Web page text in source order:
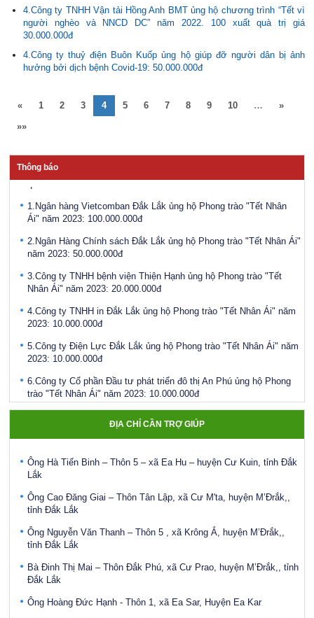
4.Công ty TNHH Vận tải Hồng Anh BMT ủng hộ chương trình “Tết vì
người nghèo và NNCD DC” năm 2022. 100 xuất quà trị giá
30.000.000đ
4.Công ty thuỷ điện Buôn Kuốp ủng hộ giúp đỡ người dân bị ảnh
hưởng bởi dịch bệnh Covid-19: 50.000.000đ
« 1 2 3 4 5 6 7 8 9 10 …
»
»»
Thông báo
Điều động, bổ nhiệm bà Ayun H’Hương giữ chức vụ Phó Giám đốc
Sở Lao động - Thương binh và Xã hội
Công bố Quyết định bổ nhiệm Phó Giám đốc Sở Lao động,
Thương binh và Xã hội tỉnh Đắk Lắk
Khai mạc Hội trại thanh niên, tình nguyện viên Chữ thập đỏ toàn
quốc lần thứ VI
1.Ngân hàng Vietcomban Đắk Lắk ủng hộ Phong trào "Tết Nhân
Ái" năm 2023: 100.000.000đ
2.Ngân Hàng Chính sách Đắk Lắk ủng hộ Phong trào "Tết Nhân Ái"
năm 2023: 50.000.000đ
3.Công ty TNHH bệnh viện Thiện Hạnh ủng hộ Phong trào "Tết
Nhân Ái" năm 2023: 20.000.000đ
4.Công ty TNHH in Đắk Lắk ủng hộ Phong trào "Tết Nhân Ái" năm
2023: 10.000.000đ
5.Công ty Điện Lực Đắk Lắk ủng hộ Phong trào "Tết Nhân Ái" năm
2023: 10.000.000đ
6.Công ty Cổ phần Đầu tư phát triển đô thị An Phú ủng hộ Phong
trào "Tết Nhân Ái" năm 2023: 10.000.000đ
7.Ngân Hàng Vietinbank ủng hộ Phong trào "Tết Nhân Ái" năm
5.000.000đ
Điều động, bổ nhiệm bà Ayun H’Hương giữ chức vụ Phó Giám đốc
Sở Lao động - Thương binh và Xã hội
Công bố Quyết định bổ nhiệm Phó Giám đốc Sở Lao động,
Thương binh và Xã hội tỉnh Đắk Lắk
Phát động Chiến dịch “Chung sức vì đồng bào miền bắc khắc phục
hậu quả bão số 3"
Khai mạc Hội trại thanh niên, tình nguyện viên Chữ thập đỏ toàn
quốc lần thứ VI
ĐỊA CHỈ CẦN TRỢ GIÚP
Ông Hoàng Đức Hạnh - Thôn 1, xã Ea Sar, Huyện Ea Kar
Lắk
Bà Vàng Thị Ngọc Hiến – Thôn Ea Krông, xã Cư San – huyện
Ông Hà Tiến Binh – Thôn 5 – xã Ea Hu – huyện Cư Kuin, tỉnh Đắk
Lắk
Ông Cao Đăng Giai – Thôn Tân Lập, xã Cư M'ta, huyện M’Đrắk,,
tỉnh Đắk Lắk
Ông Nguyễn Văn Thanh – Thôn 5 , xã Krông Ắ, huyện M’Đrắk,,
tỉnh Đắk Lắk
Bà Đinh Thị Mai – Thôn Đắk Phú, xã Cư Prao, huyện M’Đrắk,, tỉnh
Đắk Lắk
Ông Hoàng Đức Hạnh - Thôn 1, xã Ea Sar, Huyện Ea Kar